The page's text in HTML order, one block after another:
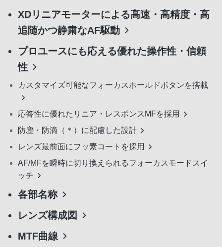
XDリニアモーターによる高速・高精度・高
追随かつ静粛なAF駆動
プロユースにも応える優れた操作性・信頼
性
カスタマイズ可能なフォーカスホールドボタンを搭載
応答性に優れたリニア・レスポンスMFを採用
防塵・防滴（＊）に配慮した設計
レンズ最前面にフッ素コートを採用
AF/MFを瞬時に切り換えられるフォーカスモードスイ
ッチ
各部名称
レンズ構成図
MTF曲線